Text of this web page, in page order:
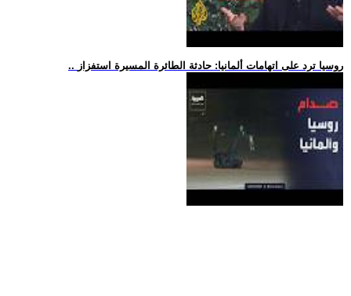
.. روسيا ترد على اتهامات ألمانيا: حادثة الطائرة المسيرة استفزاز